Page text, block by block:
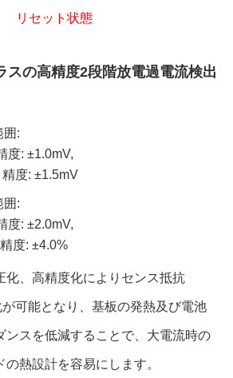
リセット状態
スの高精度2段階放電過電流検出
囲:
度: ±1.0mV,
度: ±1.5mV
囲:
度: ±2.0mV,
度: ±4.0%
化、高精度化によりセンス抵抗
可能となり、基板の発熱及び電池
ンスを低減することで、大電流時の
熱設計を容易にします。